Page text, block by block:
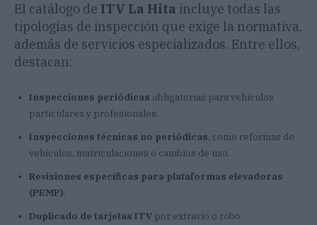
El catálogo de ITV La Hita incluye todas las
tipologías de inspección que exige la normativa,
además de servicios especializados. Entre ellos,
destacan:
Inspecciones periódicas obligatorias para vehículos
particulares y profesionales.
Inspecciones técnicas no periódicas, como reformas de
vehículos, matriculaciones o cambios de uso.
Revisiones específicas para plataformas elevadoras
(PEMP).
Duplicado de tarjetas ITV por extravío o robo.